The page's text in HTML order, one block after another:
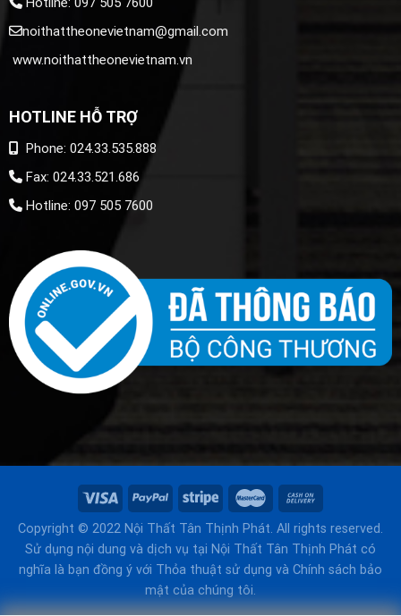
noithattheonevietnam@gmail.com
www.noithattheonevietnam.vn
HOTLINE HỖ TRỢ
Phone: 024.33.535.888
Fax: 024.33.521.686
Hotline: 097 505 7600
Copyright © 2022 Nội Thất Tân Thịnh Phát. All rights reserved.
Sử dụng nội dung và dịch vụ tại Nội Thất Tân Thịnh Phát có
nghĩa là bạn đồng ý với Thỏa thuật sử dụng và Chính sách bảo
mật của chúng tôi.